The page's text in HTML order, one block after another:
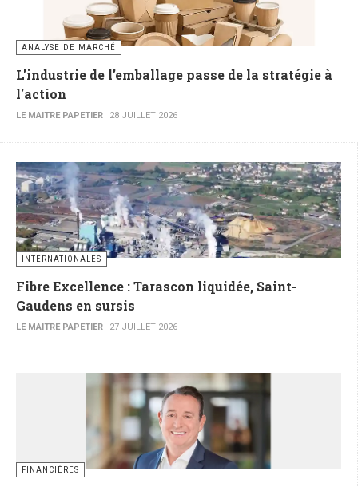
ANALYSE DE MARCHÉ
L'industrie de l'emballage passe de la stratégie à
l'action
LE MAITRE PAPETIER 28 JUILLET 2026
INTERNATIONALES
Fibre Excellence : Tarascon liquidée, Saint-
Gaudens en sursis
LE MAITRE PAPETIER 27 JUILLET 2026
FINANCIÈRES